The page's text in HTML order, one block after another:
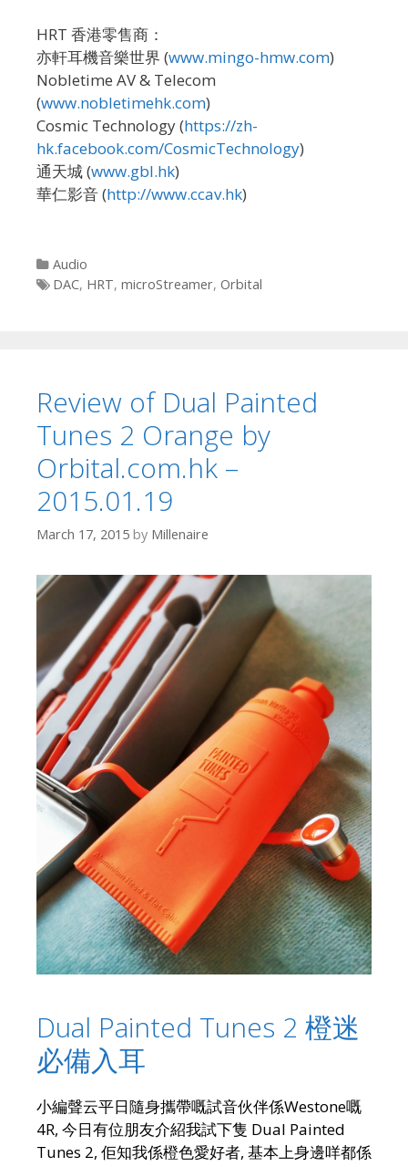
HRT 香港零售商：
亦軒耳機音樂世界 (www.mingo-hmw.com)
Nobletime AV & Telecom
(www.nobletimehk.com)
Cosmic Technology (https://zh-
hk.facebook.com/CosmicTechnology)
通天城 (www.gbl.hk)
華仁影音 (http://www.ccav.hk)
Categories
Audio
Tags
DAC, HRT, microStreamer, Orbital
Review of Dual Painted
Tunes 2 Orange by
Orbital.com.hk –
2015.01.19
March 17, 2015 by Millenaire
Dual Painted Tunes 2 橙迷
必備入耳
小編聲云平日隨身攜帶嘅試音伙伴係Westone嘅
4R, 今日有位朋友介紹我試下隻 Dual Painted
Tunes 2, 佢知我係橙色愛好者, 基本上身邊咩都係